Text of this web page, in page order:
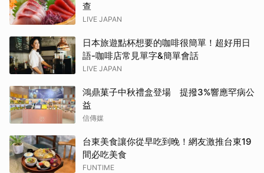
查
LIVE JAPAN
日本旅遊點杯想要的咖啡很簡單！超好用日
語-咖啡店常見單字&簡單會話
LIVE JAPAN
鴻鼎菓子中秋禮盒登場 提撥3%響應罕病公
益
信傳媒
台東美食讓你從早吃到晚！網友激推台東19
間必吃美食
FUNTIME